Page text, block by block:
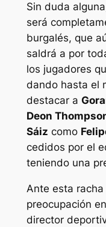
Sin duda
será
burgalés, que
saldrá a por
los jugadores
dando hasta el
destacar a
Deon
Sáiz como
cedidos por el
teniendo una
Ante esta
preocupación
director